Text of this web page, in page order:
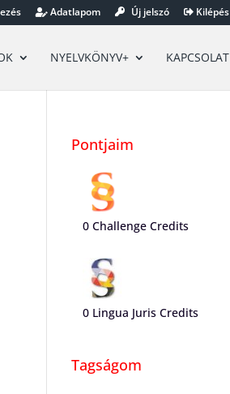
Adatlapom Új jelszó Kilépés
NYELVKÖNYV+ KAPCSOLAT
Pontjaim
0 Challenge Credits
0 Lingua Juris Credits
Tagságom